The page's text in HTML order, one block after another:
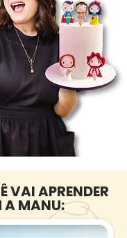
VAI APRENDER
A MANU: